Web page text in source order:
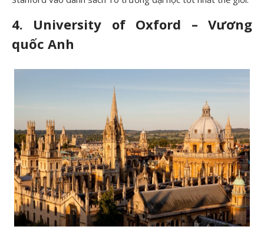
4. University of Oxford – Vương
quốc Anh